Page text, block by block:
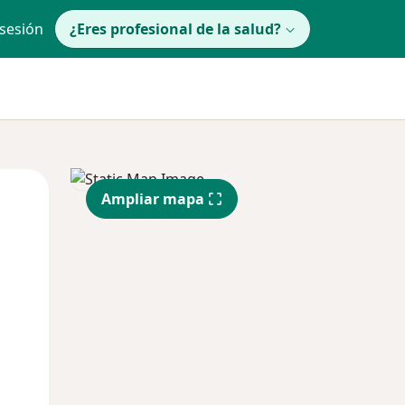
¿Eres profesional de la salud?
Jue
13 Ago
Vie
14 Ago
Ampliar mapa